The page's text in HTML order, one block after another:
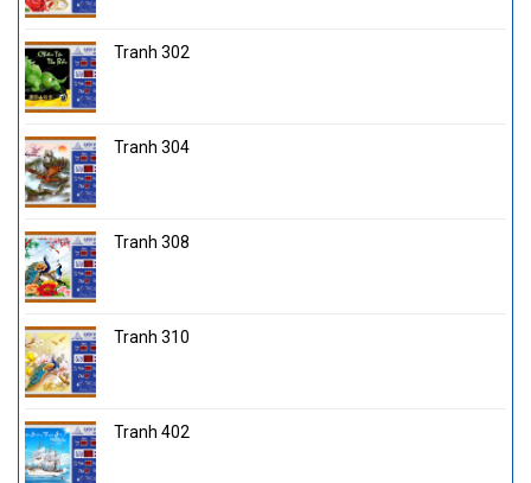
Tranh 302
Tranh 304
Tranh 308
Tranh 310
Tranh 402